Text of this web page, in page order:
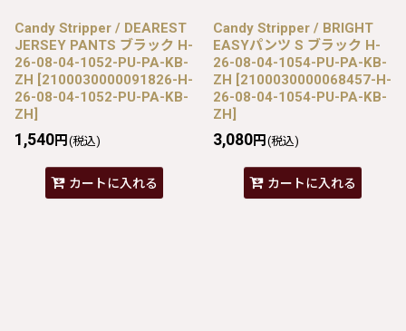
Candy Stripper / DEAREST
JERSEY PANTS ブラック H-
26-08-04-1052-PU-PA-KB-
ZH [2100030000091826-H-
26-08-04-1052-PU-PA-KB-
ZH]
1,540円 (税込)
カートに入れる
Candy Stripper / BRIGHT
EASYパンツ S ブラック H-
26-08-04-1054-PU-PA-KB-
ZH [2100030000068457-H-
26-08-04-1054-PU-PA-KB-
ZH]
3,080円 (税込)
カートに入れる